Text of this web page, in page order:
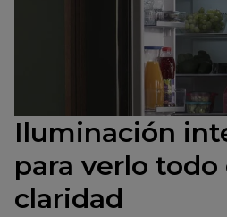
Iluminación
para verlo
claridad